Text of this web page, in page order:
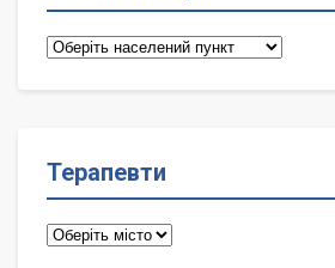
Сімейні
Терапевти
Терапевти